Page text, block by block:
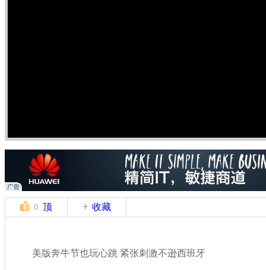
0 顶 收藏
美版奔牛节也玩心跳 紧张刺激不逊西班牙